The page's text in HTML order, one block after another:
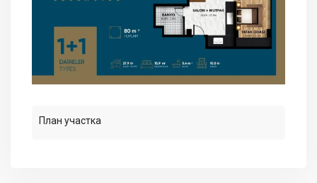
План участка